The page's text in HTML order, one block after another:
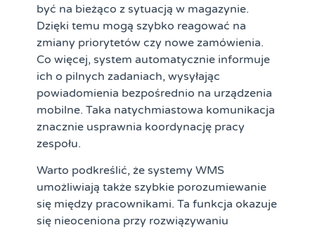
być na bieżąco z sytuacją w magazynie.
Dzięki temu mogą szybko reagować na
zmiany priorytetów czy nowe zamówienia.
Co więcej, system automatycznie informuje
ich o pilnych zadaniach, wysyłając
powiadomienia bezpośrednio na urządzenia
mobilne. Taka natychmiastowa komunikacja
znacznie usprawnia koordynację pracy
zespołu.
Warto podkreślić, że systemy WMS
umożliwiają także szybkie porozumiewanie
się między pracownikami. Ta funkcja okazuje
się nieoceniona przy rozwiązywaniu